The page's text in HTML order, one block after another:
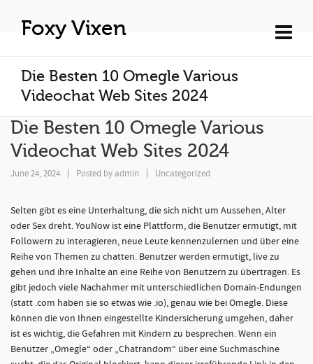
Foxy Vixen
Die Besten 10 Omegle Various
Videochat Web Sites 2024
Die Besten 10 Omegle Various
Videochat Web Sites 2024
June 24, 2024 Posted by admin Uncategorized
Selten gibt es eine Unterhaltung, die sich nicht um Aussehen, Alter
oder Sex dreht. YouNow ist eine Plattform, die Benutzer ermutigt, mit
Followern zu interagieren, neue Leute kennenzulernen und über eine
Reihe von Themen zu chatten. Benutzer werden ermutigt, live zu
gehen und ihre Inhalte an eine Reihe von Benutzern zu übertragen. Es
gibt jedoch viele Nachahmer mit unterschiedlichen Domain-Endungen
(statt .com haben sie so etwas wie .io), genau wie bei Omegle. Diese
können die von Ihnen eingestellte Kindersicherung umgehen, daher
ist es wichtig, die Gefahren mit Kindern zu besprechen. Wenn ein
Benutzer „Omegle“ oder „Chatrandom“ über eine Suchmaschine